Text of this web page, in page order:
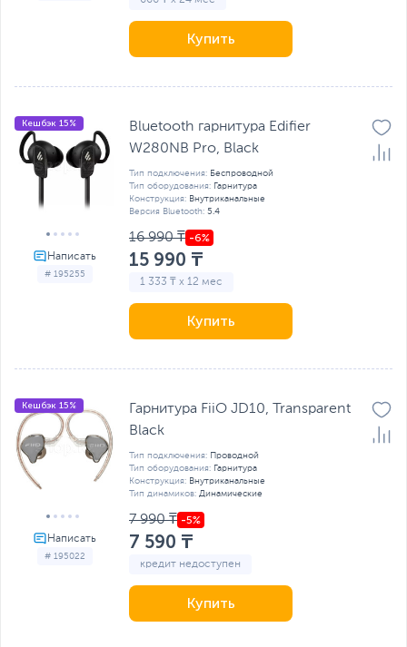
Купить
# 195255
Кешбэк 15%
Bluetooth гарнитура Edifier
W280NB Pro, Black
Тип подключения: Беспроводной
Тип оборудования: Гарнитура
Конструкция: Внутриканальные
Версия Bluetooth: 5.4
16 990 ₸
15 990 ₸
1 333 ₸ x 12 мес
Купить
# 195022
Кешбэк 15%
Гарнитура FiiO JD10, Transparent
Black
Тип подключения: Проводной
Тип оборудования: Гарнитура
Конструкция: Внутриканальные
Тип динамиков: Динамические
7 990 ₸
7 590 ₸
кредит недоступен
Купить